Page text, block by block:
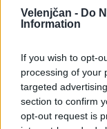
Velenjčan - Do
Information
If you wish to opt-
processing of your
targeted
section to confirm
opt-out request is
sovraštva, nasilja
rasističnimi,
Failed to fetch
Prihajajoči